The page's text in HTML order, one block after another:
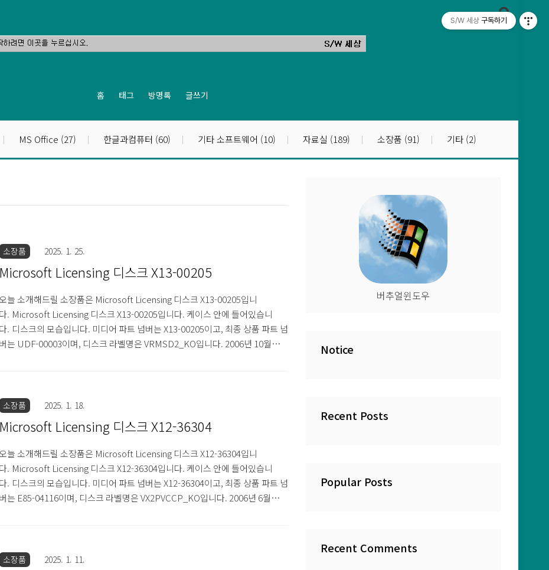
홈 태그 방명록 글쓰기
MS Office (27) 한글과컴퓨터 (60) 기타 소프트웨어 (10) 자료실 (189) 소장품 (91) 기타 (2)
버추얼윈도우
Notice
Recent Posts
Popular Posts
Recent Comments
소장품 2025. 1. 25.
Microsoft Licensing 디스크 X13-00205
늘 소개해드릴 소장품은 Microsoft Licensing 디스크 X13-00205입니
다. Microsoft Licensing 디스크 X13-00205입니다. 케이스 안에 들어있습니
다. 디스크의 모습입니다. 미디어 파트 넘버는 X13-00205이고, 최종 상품 파트 넘
버는 UDF-00003이며, 디스크 라벨명은 VRMSD2_KO입니다. 2006년 10월에
고 적혀있습니다. 디스크 표면에는 홀로그램이 적용되어 있습니다. 디스크 표
소장품 2025. 1. 18.
Microsoft Licensing 디스크 X12-36304
늘 소개해드릴 소장품은 Microsoft Licensing 디스크 X12-36304입니
다. Microsoft Licensing 디스크 X12-36304입니다. 케이스 안에 들어있습니
다. 디스크의 모습입니다. 미디어 파트 넘버는 X12-36304이고, 최종 상품 파트 넘
버는 E85-04116이며, 디스크 라벨명은 VX2PVCCP_KO입니다. 2006년 6월에
면 우측에는 '모든 사용은 볼륨 라이센스 계약 조건에 따릅니다. 이 디스크의 무
소장품 2025. 1. 11.
S/W 세상 구독하기